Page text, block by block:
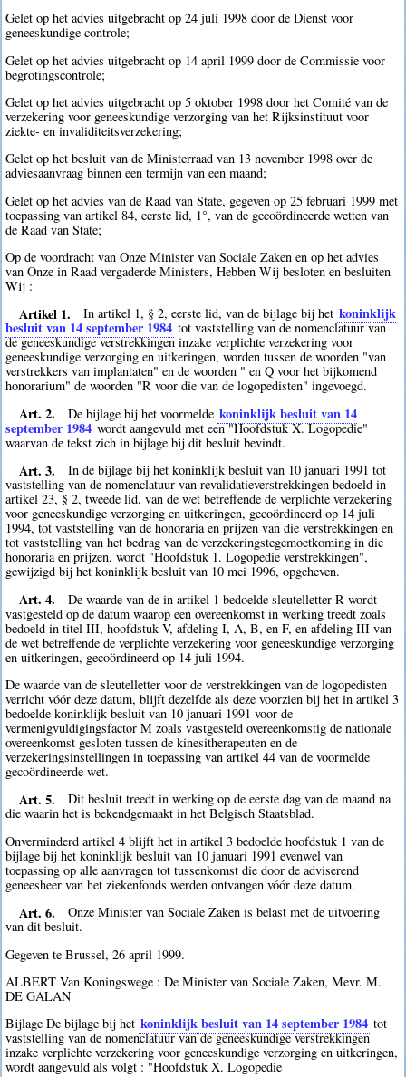
Gelet op het advies uitgebracht op 24 juli 1998 door de Dienst voor
geneeskundige controle;
Gelet op het advies uitgebracht op 14 april 1999 door de Commissie voor
begrotingscontrole;
Gelet op het advies uitgebracht op 5 oktober 1998 door het Comité van de
verzekering voor geneeskundige verzorging van het Rijksinstituut voor
ziekte- en invaliditeitsverzekering;
Gelet op het besluit van de Ministerraad van 13 november 1998 over de
adviesaanvraag binnen een termijn van een maand;
Gelet op het advies van de Raad van State, gegeven op 25 februari 1999 met
toepassing van artikel 84, eerste lid, 1°, van de gecoördineerde wetten van
de Raad van State;
Op de voordracht van Onze Minister van Sociale Zaken en op het advies
van Onze in Raad vergaderde Ministers, Hebben Wij besloten en besluiten
Wij :
Artikel 1. In artikel 1, § 2, eerste lid, van de bijlage bij het koninklijk
besluit van 14 september 1984 tot vaststelling van de nomenclatuur van
de geneeskundige verstrekkingen inzake verplichte verzekering voor
geneeskundige verzorging en uitkeringen, worden tussen de woorden "van
verstrekkers van implantaten" en de woorden " en Q voor het bijkomend
honorarium" de woorden "R voor die van de logopedisten" ingevoegd.
Art. 2. De bijlage bij het voormelde koninklijk besluit van 14
september 1984 wordt aangevuld met een "Hoofdstuk X. Logopedie"
waarvan de tekst zich in bijlage bij dit besluit bevindt.
Art. 3.
In de bijlage bij het koninklijk besluit van 10 januari 1991 tot
vaststelling van de nomenclatuur van revalidatieverstrekkingen bedoeld in
artikel 23, § 2, tweede lid, van de wet betreffende de verplichte verzekering
voor geneeskundige verzorging en uitkeringen, gecoördineerd op 14 juli
1994, tot vaststelling van de honoraria en prijzen van die verstrekkingen en
tot vaststelling van het bedrag van de verzekeringstegemoetkoming in die
honoraria en prijzen, wordt "Hoofdstuk 1. Logopedie verstrekkingen",
gewijzigd bij het koninklijk besluit van 10 mei 1996, opgeheven.
Art. 4.
De waarde van de in artikel 1 bedoelde sleutelletter R wordt
vastgesteld op de datum waarop een overeenkomst in werking treedt zoals
bedoeld in titel III, hoofdstuk V, afdeling I, A, B, en F, en afdeling III van
de wet betreffende de verplichte verzekering voor geneeskundige verzorging
en uitkeringen, gecoördineerd op 14 juli 1994.
De waarde van de sleutelletter voor de verstrekkingen van de logopedisten
verricht vóór deze datum, blijft dezelfde als deze voorzien bij het in artikel 3
bedoelde koninklijk besluit van 10 januari 1991 voor de
vermenigvuldigingsfactor M zoals vastgesteld overeenkomstig de nationale
overeenkomst gesloten tussen de kinesitherapeuten en de
verzekeringsinstellingen in toepassing van artikel 44 van de voormelde
gecoördineerde wet.
Art. 5.
Dit besluit treedt in werking op de eerste dag van de maand na
die waarin het is bekendgemaakt in het Belgisch Staatsblad.
Onverminderd artikel 4 blijft het in artikel 3 bedoelde hoofdstuk 1 van de
bijlage bij het koninklijk besluit van 10 januari 1991 evenwel van
toepassing op alle aanvragen tot tussenkomst die door de adviserend
geneesheer van het ziekenfonds werden ontvangen vóór deze datum.
Art. 6.
Onze Minister van Sociale Zaken is belast met de uitvoering
van dit besluit.
Gegeven te Brussel, 26 april 1999.
ALBERT Van Koningswege : De Minister van Sociale Zaken, Mevr. M.
DE GALAN
Bijlage De bijlage bij het koninklijk besluit van 14 september 1984 tot
vaststelling van de nomenclatuur van de geneeskundige verstrekkingen
inzake verplichte verzekering voor geneeskundige verzorging en uitkeringen,
wordt aangevuld als volgt : "Hoofdstuk X. Logopedie